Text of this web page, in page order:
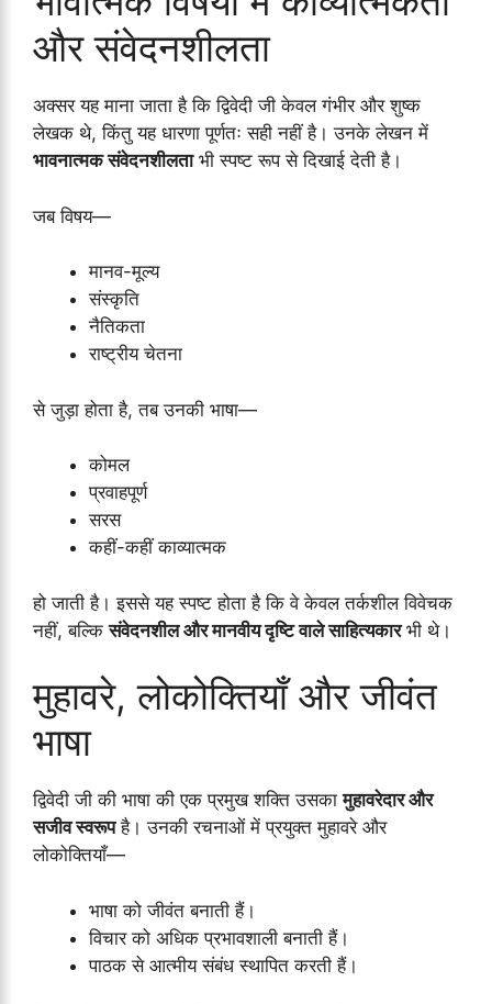
और संवेदनशीलता
अक्सर यह माना जाता है कि द्विवेदी जी केवल गंभीर और शुष्क
लेखक थे, किंतु यह धारणा पूर्णतः सही नहीं है। उनके लेखन में
भावनात्मक संवेदनशीलताभी स्पष्ट रूप से दिखाई देती है।
जब विषय—
मानव-मूल्य
संस्कृति
नैतिकता
राष्ट्रीय चेतना
से जुड़ा होता है, तब उनकी भाषा—
कोमल
प्रवाहपूर्ण
सरस
कहीं-कहीं काव्यात्मक
हो जाती है। इससे यह स्पष्ट होता है कि वे केवल तर्कशील विवेचक
नहीं, बल्किसंवेदनशील और मानवीय दृष्टि वाले साहित्यकारभी थे।
मुहावरे, लोकोक्तियाँ और जीवंत
भाषा
द्विवेदी जी की भाषा की एक प्रमुख शक्ति उसकामुहावरेदार और
सजीव स्वरूपहै। उनकी रचनाओं में प्रयुक्त मुहावरे और
लोकोक्तियाँ—
भाषा को जीवंत बनाती हैं।
विचार को अधिक प्रभावशाली बनाती हैं।
पाठक से आत्मीय संबंध स्थापित करती हैं।